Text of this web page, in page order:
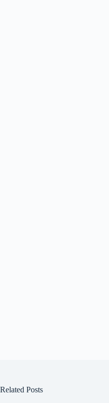
Related Posts